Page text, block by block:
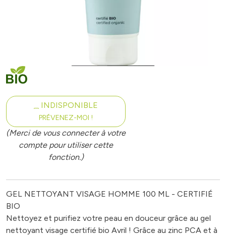
INDISPONIBLE
PRÉVENEZ-MOI !
(Merci de vous connecter à votre
compte pour utiliser cette
fonction.)
GEL NETTOYANT VISAGE HOMME 100 ML - CERTIFIÉ
BIO
Nettoyez et purifiez votre peau en douceur grâce au gel
nettoyant visage certifié bio Avril ! Grâce au zinc PCA et à